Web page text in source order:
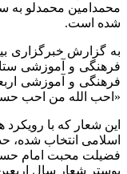
محمدامین محمدلو به
شده است.
به گزارش خبرگزاری
فرهنگی و آموزشی
«احب الله من احب
این شعار که با
اسلامی انتخاب
فضیلت محبت امام